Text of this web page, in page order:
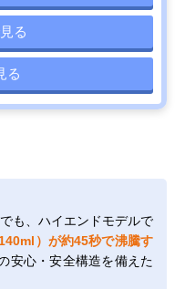
る
る
も、ハイエンドモデルで
）が約45秒で沸騰す
安心・安全構造を備えた